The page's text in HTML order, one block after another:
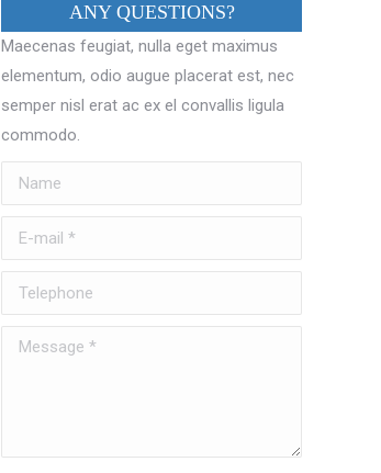
ANY QUESTIONS?
Maecenas feugiat, nulla eget maximus
elementum, odio augue placerat est, nec
semper nisl erat ac ex el convallis ligula
commodo.
Name
E-mail *
Telephone
Message *